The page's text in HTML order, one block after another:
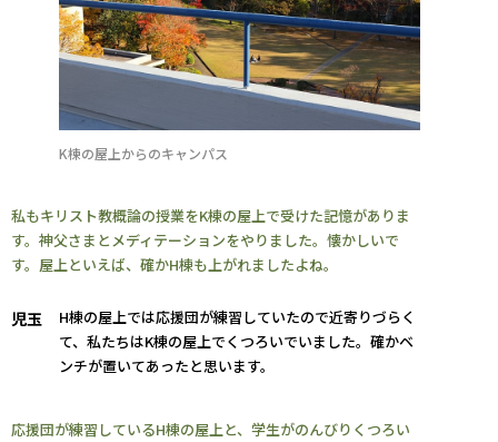
K棟の屋上からのキャンパス
私もキリスト教概論の授業をK棟の屋上で受けた記憶がありま
す。神父さまとメディテーションをやりました。懐かしいで
す。屋上といえば、確かH棟も上がれましたよね。
児玉
H棟の屋上では応援団が練習していたので近寄りづらく
て、私たちはK棟の屋上でくつろいでいました。確かベ
ンチが置いてあったと思います。
応援団が練習しているH棟の屋上と、学生がのんびりくつろい